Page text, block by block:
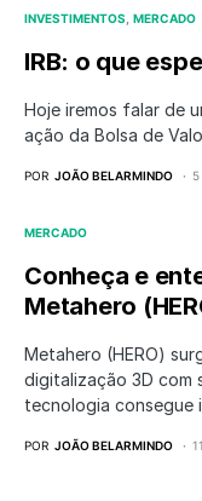
INVESTIMENTOS MERCADO
IRB: o que
Hoje iremos falar de
ação da Bolsa de
POR JOÃO BELARMINDO
MERCADO
Conheça e
Metahero
Metahero (HERO)
digitalização 3D com
tecnologia consegue
POR JOÃO BELARMINDO